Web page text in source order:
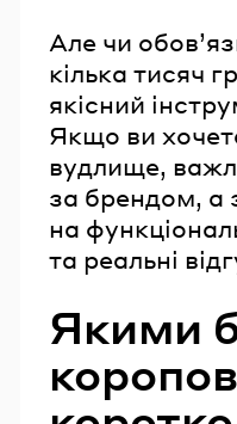
Але чи
кілька тисяч
якісний
Якщо ви
вудлище,
за брендом, а
на
та реальні
Якими